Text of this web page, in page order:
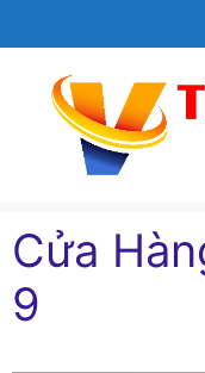
đến
Cửa
9